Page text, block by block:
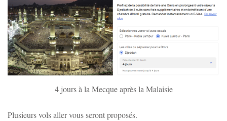
4 jours à la Mecque après la Malaisie
Plusieurs vols aller vous seront proposés.